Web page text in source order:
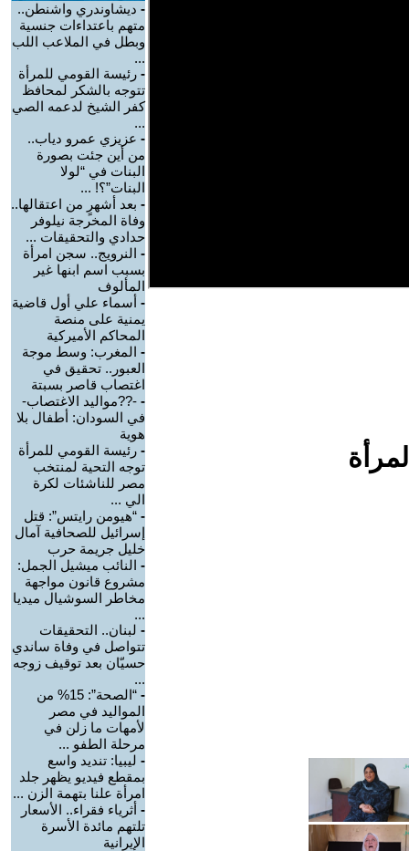
- ديشاوندري واشنطن..
متهم باعتداءات جنسية
وبطل في الملاعب اللب
...
- رئيسة القومي للمرأة
تتوجه بالشكر لمحافظ
كفر الشيخ لدعمه الصي
...
- عزيزي عمرو دياب..
من أين جئت بصورة
البنات في “لولا
البنات”؟! ...
- بعد أشهرٍ من اعتقالها..
وفاة المخرجة نيلوفر
حدادي والتحقيقات ...
- النرويج.. سجن امرأة
بسبب اسم ابنها غير
المألوف
- أسماء علي أول قاضية
يمنية على منصة
المحاكم الأميركية
- المغرب: وسط موجة
العبور.. تحقيق في
اغتصاب قاصر بسبتة
- -??مواليد الاغتصاب-
في السودان: أطفال بلا
هوية
- رئيسة القومي للمرأة
توجه التحية لمنتخب
مصر للناشئات لكرة
الي ...
- “هيومن رايتس”: قتل
إسرائيل للصحافية آمال
خليل جريمة حرب
- النائب ميشيل الجمل:
مشروع قانون مواجهة
مخاطر السوشيال ميديا
...
- لبنان.. التحقيقات
تتواصل في وفاة ساندي
حسيّان بعد توقيف زوجه
...
-
“الصحة”: 15% من
المواليد في مصر
لأمهات ما زلن في
مرحلة الطفو ...
- ليبيا: تنديد واسع
بمقطع فيديو يظهر جلد
امرأة علنا بتهمة الزن ...
- أثرياء فقراء.. الأسعار
تلتهم مائدة الأسرة
الإيرانية